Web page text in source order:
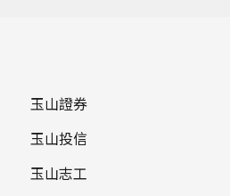
玉山證券
玉山投信
玉山志工